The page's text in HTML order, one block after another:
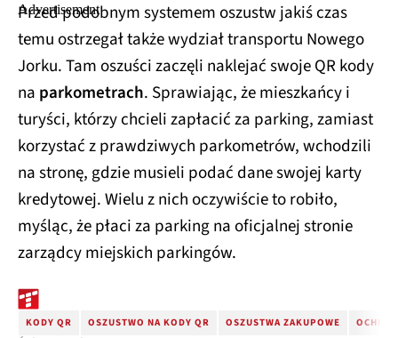
Przed podobnym systemem oszustw jakiś czas
temu ostrzegał także wydział transportu Nowego
Jorku. Tam oszuści zaczęli naklejać swoje QR kody
na parkometrach. Sprawiając, że mieszkańcy i
turyści, którzy chcieli zapłacić za parking, zamiast
korzystać z prawdziwych parkometrów, wchodzili
na stronę, gdzie musieli podać dane swojej karty
kredytowej. Wielu z nich oczywiście to robiło,
myśląc, że płaci za parking na oficjalnej stronie
zarządcy miejskich parkingów.
KODY QR OSZUSTWO NA KODY QR OSZUSTWA ZAKUPOWE